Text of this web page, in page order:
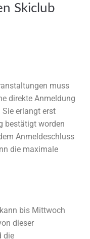
Skiclub
muss
direkte Anmeldung
erlangt erst
bestätigt worden
Anmeldeschluss
die maximale
bis Mittwoch
dieser
die